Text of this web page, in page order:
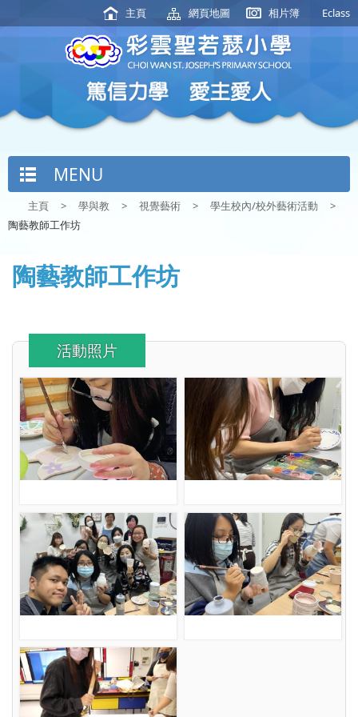
主頁 網頁地圖 相片簿 Eclass
MENU
主頁 > 學與教 > 視覺藝術 > 學生校內/校外藝術活動
>
陶藝教師工作坊
陶藝教師工作坊
活動照片